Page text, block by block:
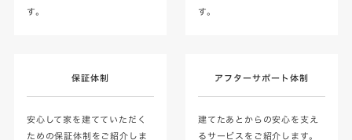
す。
す。
保証体制
安心して家を建てていただく
ための保証体制をご紹介しま
アフターサポート体制
建てたあとからの安心を支え
るサービスをご紹介します。